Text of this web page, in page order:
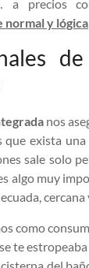
a precios
normal y lógica
nos
que exista
sale solo
algo muy
cercana
como
te